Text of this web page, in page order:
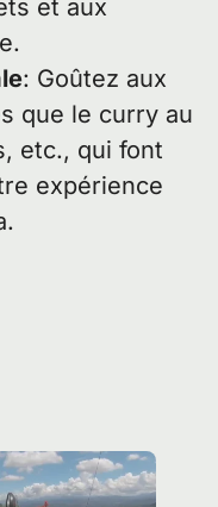
et aux
: Goûtez aux
que le curry au
etc., qui font
expérience